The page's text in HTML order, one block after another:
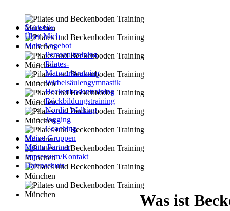
Startseite
Über Mich
Mein Angebot
Personaltraining
Pilates-
Matworktraining
Wirbelsäulengymnastik
Beckenbodentraining
Rückbildungstraining
Nordic Walking
Jogging
Coaching
Meine Gruppen
Meine Partner
Impressum/Kontakt
Datenschutz
Was ist